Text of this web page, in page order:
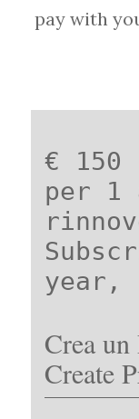
pay with
€ 150
per 1
year,
Crea
Create